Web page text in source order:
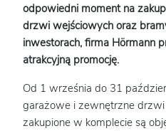
odpowiedni moment na
drzwi wejściowych oraz
inwestorach, firma Hörmann
atrakcyjną promocję.
Od 1 września do 31
garażowe i zewnętrzne
zakupione w komplecie są